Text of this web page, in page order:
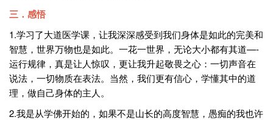
三．感悟
1.学习了大道医学课，让我深深感受到我们身体是如此的完美和
智慧，世界万物也是如此。一花一世界，无论大小都有其道—-
运行规律，真是让人惊叹，更让我升起敬畏之心：一切声音在
说法，一切物质在表法。当然，我们更有信心，学懂其中的道
理，做自己身体的主人。
2.我是从学佛开始的，如果不是山长的高度智慧，愚痴的我也许